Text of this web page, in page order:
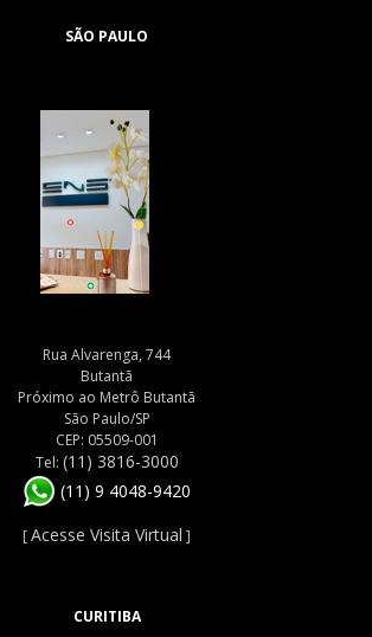
SÃO PAULO
Rua Alvarenga, 744
Butantã
Próximo ao Metrô Butantã
São Paulo/SP
CEP: 05509-001
Tel: (11) 3816-3000
(11) 9 4048-9420
[Acesse Visita Virtual ]
CURITIBA